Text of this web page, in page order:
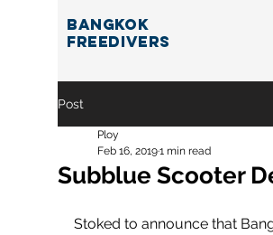
BANGKOK
FREEDIVERS
Post
Subblue Scooter
Ploy
Feb 16, 20191 min read
Stoked to announce that